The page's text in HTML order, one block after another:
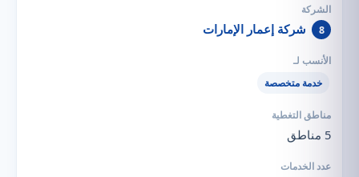
8 شركة إعمار الإمارات
خدمة متخصصة
5 مناطق